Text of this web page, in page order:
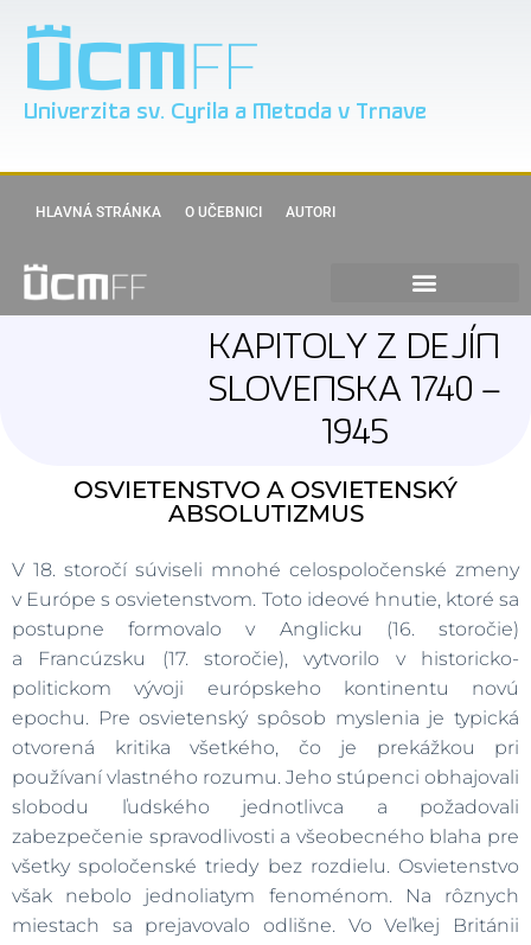
Univerzita sv. Cyrila a Metoda v Trnave
HLAVNÁ STRÁNKA O UČEBNICI AUTORI
KAPITOLY Z DEJÍN
SLOVENSKA 1740 –
1945
OSVIETENSTVO A OSVIETENSKÝ
ABSOLUTIZMUS
V 18. storočí súviseli mnohé celospoločenské zmeny
v Európe s osvietenstvom. Toto ideové hnutie, ktoré sa
postupne formovalo v Anglicku (16. storočie)
a Francúzsku (17. storočie), vytvorilo v historicko-
politickom vývoji európskeho kontinentu novú
epochu. Pre osvietenský spôsob myslenia je typická
otvorená kritika všetkého, čo je prekážkou pri
používaní vlastného rozumu. Jeho stúpenci obhajovali
slobodu ľudského jednotlivca a požadovali
zabezpečenie spravodlivosti a všeobecného blaha pre
všetky spoločenské triedy bez rozdielu. Osvietenstvo
však nebolo jednoliatym fenoménom. Na rôznych
miestach sa prejavovalo odlišne. Vo Veľkej Británii